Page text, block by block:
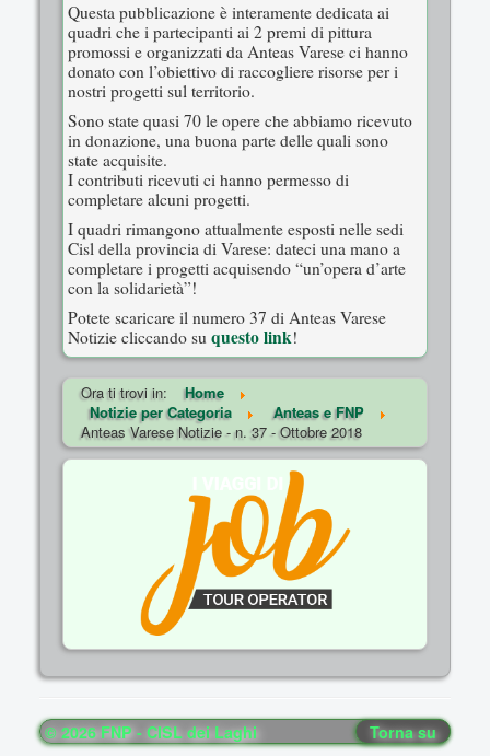
Questa pubblicazione è interamente dedicata ai
quadri che i partecipanti ai 2 premi di pittura
promossi e organizzati da Anteas Varese ci hanno
donato con l’obiettivo di raccogliere risorse per i
nostri progetti sul territorio.
Sono state quasi 70 le opere che abbiamo ricevuto
in donazione, una buona parte delle quali sono
state acquisite.
I contributi ricevuti ci hanno permesso di
completare alcuni progetti.
I quadri rimangono attualmente esposti nelle sedi
Cisl della provincia di Varese: dateci una mano a
completare i progetti acquisendo “un’opera d’arte
con la solidarietà”!
Potete scaricare il numero 37 di Anteas Varese
Notizie cliccando su questo link!
Ora ti trovi in:
Home
Notizie per Categoria
Anteas e FNP
Anteas Varese Notizie - n. 37 - Ottobre 2018
Torna su
© 2026 FNP - CISL dei Laghi